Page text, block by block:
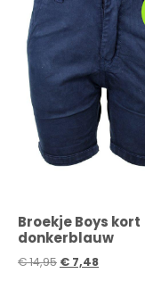
Broekje Boys kort
donkerblauw
€14,95 € 7,48